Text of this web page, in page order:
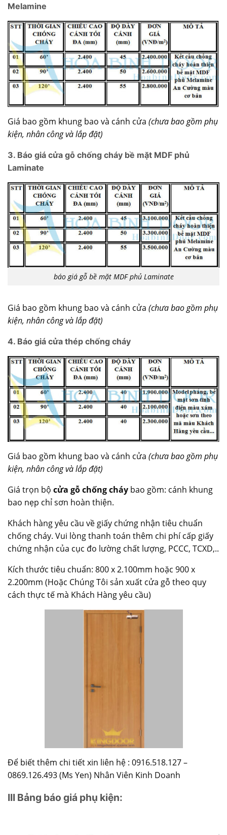
Melamine
Giá bao gồm khung bao và cánh cửa (chưa bao gồm phụ
kiện, nhân công và lắp đặt)
3. Báo giá cửa gỗ chống cháy bề mặt MDF phủ
Laminate
báo giá gỗ bề mặt MDF phủ Laminate
Giá bao gồm khung bao và cánh cửa (chưa bao gồm phụ
kiện, nhân công và lắp đặt)
4. Báo giá cửa thép chống cháy
Giá bao gồm khung bao và cánh cửa (chưa bao gồm phụ
kiện, nhân công và lắp đặt)
Giá trọn bộ cửa gỗ chống cháy bao gồm: cánh khung
bao nẹp chỉ sơn hoàn thiện.
Khách hàng yêu cầu về giấy chứng nhận tiêu chuẩn
chống cháy. Vui lòng thanh toán thêm chi phí cấp giấy
chứng nhận của cục đo lường chất lượng, PCCC, TCXD,..
Kích thước tiêu chuẩn: 800 x 2.100mm hoặc 900 x
2.200mm (Hoặc Chúng Tôi sản xuất cửa gỗ theo quy
cách thực tế mà Khách Hàng yêu cầu)
Để biết thêm chi tiết xin liên hệ : 0916.518.127 –
0869.126.493 (Ms Yen) Nhân Viên Kinh Doanh
III Bảng báo giá phụ kiện: